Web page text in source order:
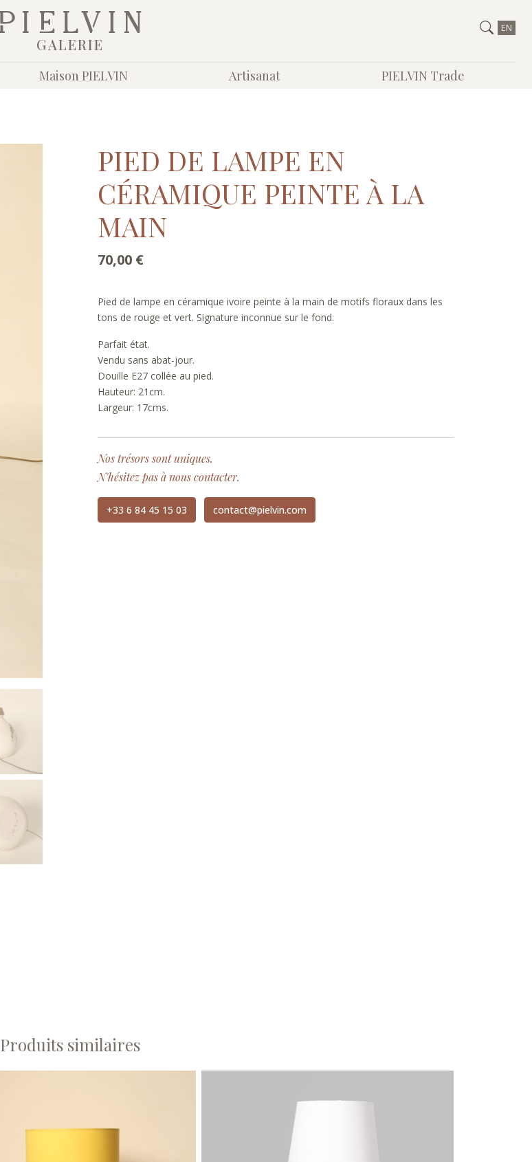
GALERIE
EN
Maison PIELVIN Artisanat PIELVIN Trade
PIED DE LAMPE EN
CÉRAMIQUE PEINTE À LA
MAIN
70,00 €
Pied de lampe en céramique ivoire peinte à la main de motifs floraux dans les
tons de rouge et vert. Signature inconnue sur le fond.
Parfait état.
Vendu sans abat-jour.
Douille E27 collée au pied.
Hauteur: 21cm.
Largeur: 17cms.
Nos trésors sont uniques.
N'hésitez pas à nous contacter.
+33 6 84 45 15 03 contact@pielvin.com
Produits similaires